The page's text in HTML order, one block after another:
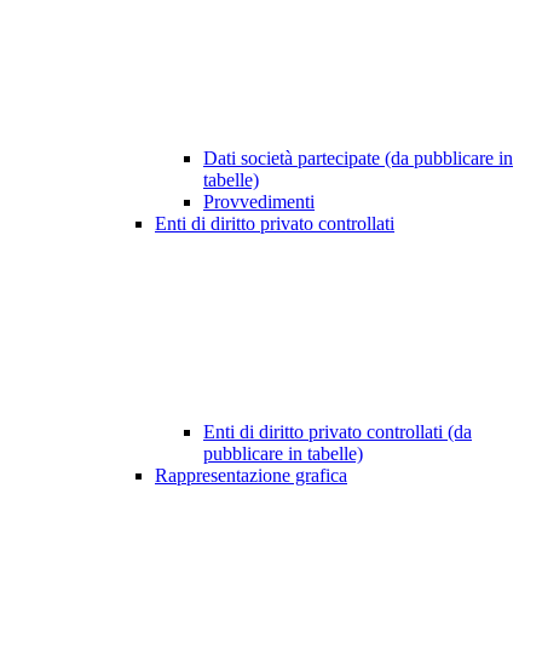
Dati società partecipate (da pubblicare in
tabelle)
Provvedimenti
Enti di diritto privato controllati
Enti di diritto privato controllati (da
pubblicare in tabelle)
Rappresentazione grafica